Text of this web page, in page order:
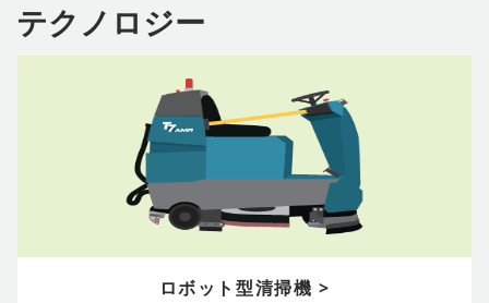
テクノロジー
ロボット型清掃機 >